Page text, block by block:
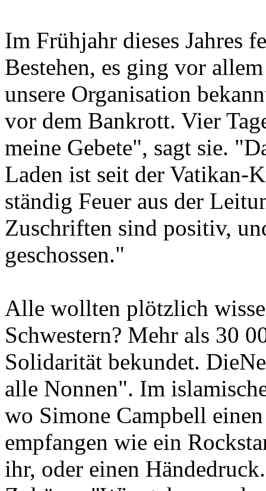
Im Frühjahr dieses Jahres
Bestehen, es ging vor
unsere Organisation
vor dem Bankrott. Vier
meine Gebete", sagt sie.
Laden ist seit der Vatikan-
ständig Feuer aus der
Zuschriften sind positiv,
geschossen."
Alle wollten plötzlich
Schwestern? Mehr als 30
Solidarität bekundet.
alle Nonnen". Im
wo Simone Campbell
empfangen wie ein
ihr, oder einen